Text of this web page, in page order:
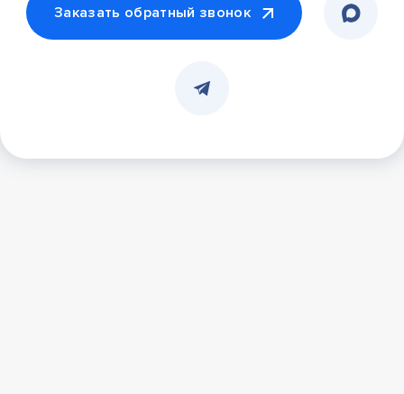
Заказать обратный звонок